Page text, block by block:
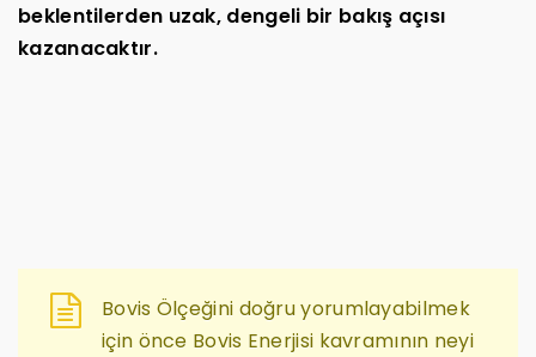
beklentilerden uzak, dengeli bir bakış açısı
kazanacaktır.
Bovis Ölçeğini doğru yorumlayabilmek
için önce Bovis Enerjisi kavramının neyi